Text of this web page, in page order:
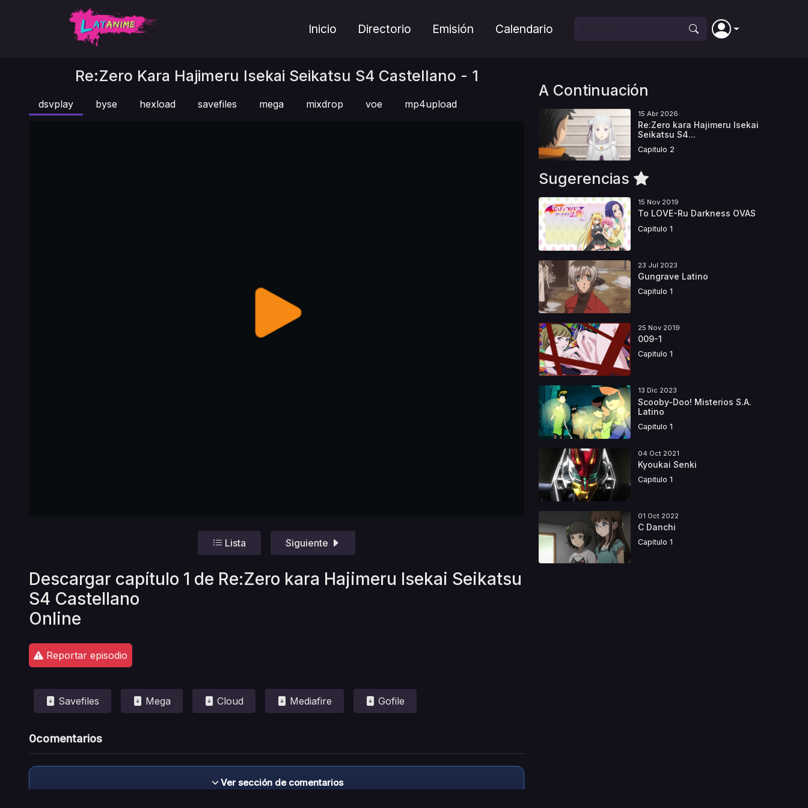
Inicio Directorio Emisión Calendario
Re:Zero Kara Hajimeru Isekai Seikatsu S4 Castellano - 1
dsvplay byse hexload savefiles mega mixdrop voe mp4upload
Lista Siguiente
Descargar capítulo 1 de Re:Zero kara Hajimeru Isekai Seikatsu
S4 Castellano
Online
Reportar episodio
Savefiles Mega Cloud Mediafire Gofile
0comentarios
Ver sección de comentarios
A Continuación
15 Abr 2026
Re:Zero kara Hajimeru Isekai
Seikatsu S4...
Capitulo 2
Sugerencias
15 Nov 2019
To LOVE-Ru Darkness OVAS
Capitulo 1
23 Jul 2023
Gungrave Latino
Capitulo 1
25 Nov 2019
009-1
Capitulo 1
13 Dic 2023
Scooby-Doo! Misterios S.A.
Latino
Capitulo 1
04 Oct 2021
Kyoukai Senki
Capitulo 1
01 Oct 2022
C Danchi
Capitulo 1